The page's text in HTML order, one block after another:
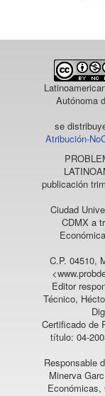
Autónoma
se
Atribución-
publicación
Ciudad
CDMX a
C.P. 04510,
Editor
Técnico,
Certificado de
título: 04-
Responsable
Minerva
Económicas,